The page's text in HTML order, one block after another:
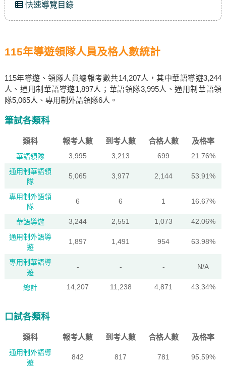
快速導覽目錄
115年導遊領隊人員及格人數統計
115年導遊、領隊人員總報考數共14,207人，其中華語導遊3,244
人、通用制華語導遊1,897人；華語領隊3,995人、通用制華語領
隊5,065人、專用制外語領隊6人。
筆試各類科
類科 報考人數 到考人數 合格人數 及格率
華語領隊 3,995 3,213 699
21.76%
通用制華語領
隊
5,065 3,977 2,144 53.91%
專用制外語領
隊
6 6 1 16.67%
華語導遊 3,244 2,551 1,073
42.06%
通用制外語導
遊
1,897 1,491 954 63.98%
專用制華語導
遊
- - - N/A
總計 14,207 11,238 4,871 43.34%
口試各類科
類科 報考人數 到考人數 合格人數 及格率
通用制外語導
遊
842 817 781 95.59%